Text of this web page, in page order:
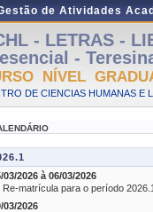
de Atividades
- LETRAS -
-
NÍVEL
DE CIENCIAS HUMANAS E
03/2026 à 06/03/2026
matrícula para o período
03/2026